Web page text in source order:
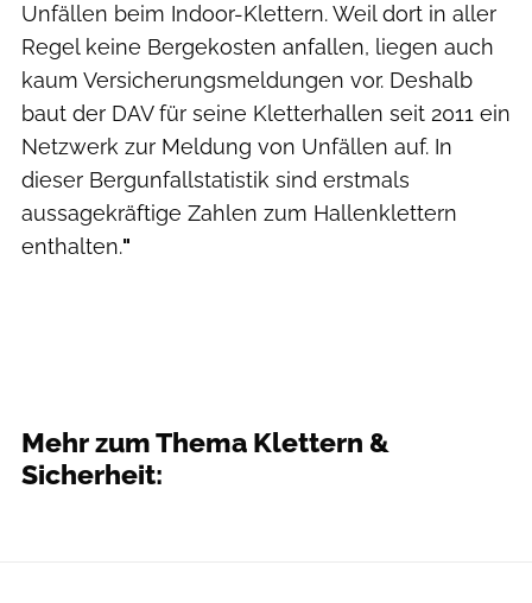
Unfällen beim Indoor-Klettern. Weil dort in aller
Regel keine Bergekosten anfallen, liegen auch
kaum Versicherungsmeldungen vor. Deshalb
baut der DAV für seine Kletterhallen seit 2011 ein
Netzwerk zur Meldung von Unfällen auf. In
dieser Bergunfallstatistik sind erstmals
aussagekräftige Zahlen zum Hallenklettern
enthalten."
Mehr zum Thema Klettern &
Sicherheit: